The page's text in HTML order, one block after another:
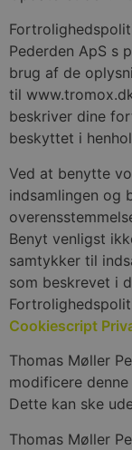
Pederden ApS s
brug af de
til
beskriver dine
beskyttet i
Ved at benytte
indsamlingen og
Benyt venligst
samtykker til
som beskrevet i
Cookiescript
Thomas Møller
modificere
Dette kan ske
Thomas Møller